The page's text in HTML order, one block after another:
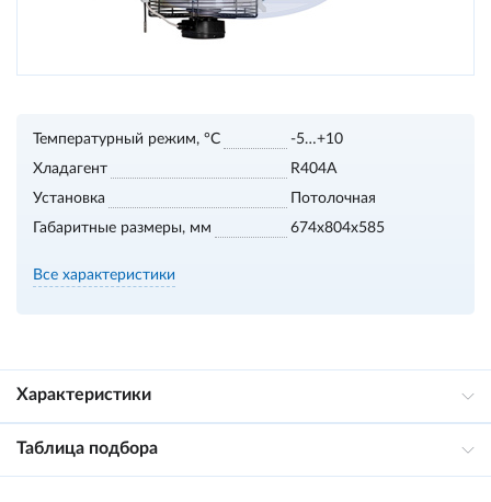
Температурный режим, °С
-5…+10
Хладагент
R404A
Установка
Потолочная
Габаритные размеры, мм
674х804х585
Все характеристики
Характеристики
Таблица подбора